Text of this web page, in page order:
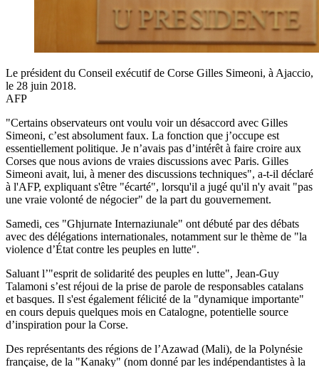
Le président du Conseil exécutif de Corse Gilles Simeoni, à Ajaccio,
le 28 juin 2018.
AFP
"Certains observateurs ont voulu voir un désaccord avec Gilles
Simeoni, c’est absolument faux. La fonction que j’occupe est
essentiellement politique. Je n’avais pas d’intérêt à faire croire aux
Corses que nous avions de vraies discussions avec Paris. Gilles
Simeoni avait, lui, à mener des discussions techniques", a-t-il déclaré
à l'AFP, expliquant s'être "écarté", lorsqu'il a jugé qu'il n'y avait "pas
une vraie volonté de négocier" de la part du gouvernement.
Samedi, ces "Ghjurnate Internaziunale" ont débuté par des débats
avec des délégations internationales, notamment sur le thème de "la
violence d’État contre les peuples en lutte".
Saluant l’"esprit de solidarité des peuples en lutte", Jean-Guy
Talamoni s’est réjoui de la prise de parole de responsables catalans
et basques. Il s'est également félicité de la "dynamique importante"
en cours depuis quelques mois en Catalogne, potentielle source
d’inspiration pour la Corse.
Des représentants des régions de l’Azawad (Mali), de la Polynésie
française, de la "Kanaky" (nom donné par les indépendantistes à la